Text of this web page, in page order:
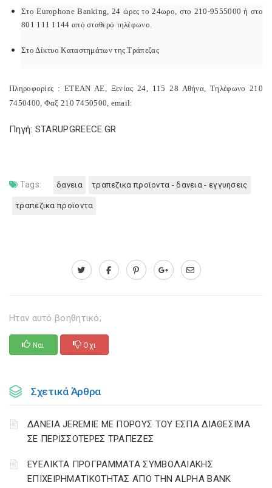
Στο Europhone Banking, 24 ώρες το 24ωρο, στο 210-9555000 ή στο
801 111 1144 από σταθερό τηλέφωνο.
Στο Δίκτυο Καταστημάτων της Τράπεζας
Πληροφορίες : ΕΤΕΑΝ ΑΕ, Ξενίας 24, 115 28 Αθήνα, Τηλέφωνο 210
7450400, Φαξ 210 7450500, email:
Πηγή: STARUPGREECE.GR
Tags: δανεια τραπεζικα προϊοντα - δανεια - εγγυησεις
τραπεζικα προϊοντα
Ηταν αυτό βοηθητικό;
Ναι Οχι
Σχετικά Άρθρα
ΔΑΝΕΙΑ JEREMIE ΜΕ ΠΟΡΟΥΣ ΤΟΥ ΕΣΠΑ ΔΙΑΘΕΣΙΜΑ
ΣΕ ΠΕΡΙΣΣΟΤΕΡΕΣ ΤΡΑΠΕΖΕΣ
ΕΥΕΛΙΚΤΑ ΠΡΟΓΡΑΜΜΑΤΑ ΣΥΜΒΟΛΑΙΑΚΗΣ
ΕΠΙΧΕΙΡΗΜΑΤΙΚΟΤΗΤΑΣ ΑΠΟ ΤΗΝ ALPHA BANK